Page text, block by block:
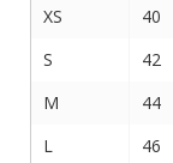
XS 40
S
42
M
44
L
46